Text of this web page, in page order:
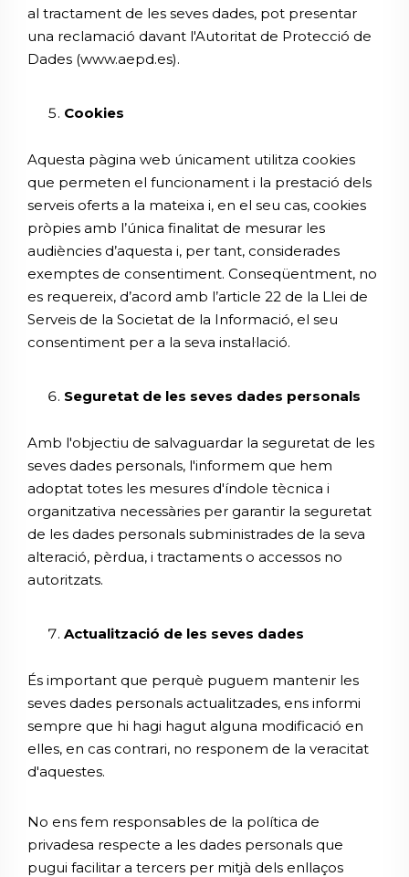
al tractament de les seves dades, pot presentar
una reclamació davant l'Autoritat de Protecció de
Dades (www.aepd.es).
Cookies
Aquesta pàgina web únicament utilitza cookies
que permeten el funcionament i la prestació dels
serveis oferts a la mateixa i, en el seu cas, cookies
pròpies amb l’única finalitat de mesurar les
audiències d’aquesta i, per tant, considerades
exemptes de consentiment. Conseqüentment, no
es requereix, d’acord amb l’article 22 de la Llei de
Serveis de la Societat de la Informació, el seu
consentiment per a la seva instal·lació.
Seguretat de les seves dades personals
Amb l'objectiu de salvaguardar la seguretat de les
seves dades personals, l'informem que hem
adoptat totes les mesures d'índole tècnica i
organitzativa necessàries per garantir la seguretat
de les dades personals subministrades de la seva
alteració, pèrdua, i tractaments o accessos no
autoritzats.
Actualització de les seves dades
És important que perquè puguem mantenir les
seves dades personals actualitzades, ens informi
sempre que hi hagi hagut alguna modificació en
elles, en cas contrari, no responem de la veracitat
d'aquestes.
No ens fem responsables de la política de
privadesa respecte a les dades personals que
pugui facilitar a tercers per mitjà dels enllaços